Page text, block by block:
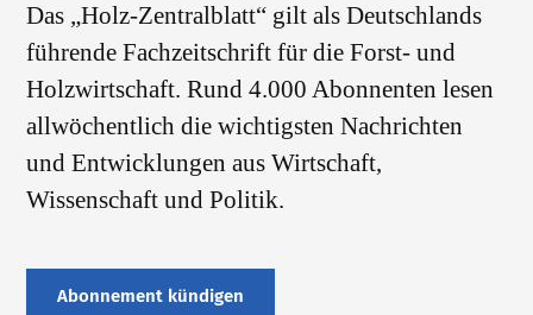
Das „Holz-Zentralblatt“ gilt als Deutschlands
führende Fachzeitschrift für die Forst- und
Holzwirtschaft. Rund 4.000 Abonnenten lesen
allwöchentlich die wichtigsten Nachrichten
und Entwicklungen aus Wirtschaft,
Wissenschaft und Politik.
Abonnement kündigen